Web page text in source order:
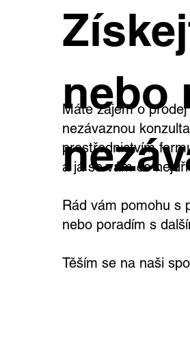
velkým pozemkem a
širokými možnostmi
nebo
Máte zájem o
nezávaznou
prostřednictvím
a já se vám co
Rád vám pomohu s
nebo poradím s
Těším se na naši